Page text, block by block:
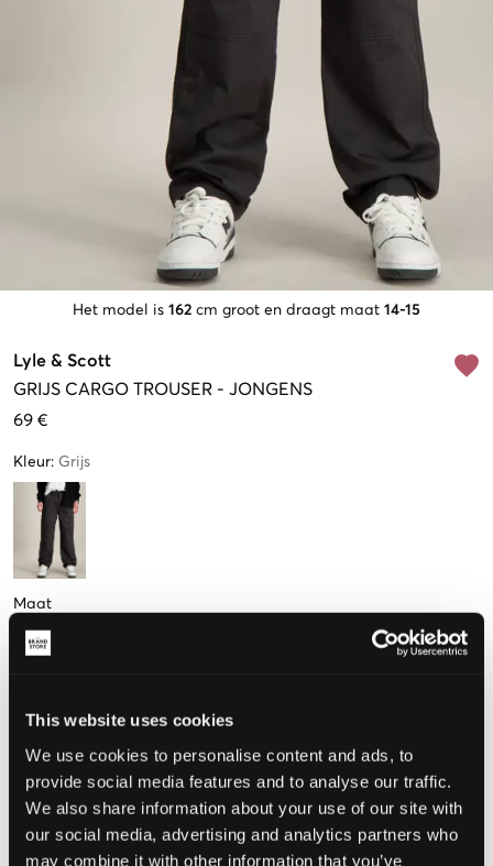
This website uses cookies
We use cookies to personalise content and ads, to
provide social media features and to analyse our traffic.
We also share information about your use of our site with
our social media, advertising and analytics partners who
may combine it with other information that you’ve
Het model is 162 cm groot en draagt maat 14-15
Lyle & Scott
GRIJS CARGO TROUSER - JONGENS
69 €
Kleur: Grijs
Maat
8-9 jaar 14-15 jaar
170-176 cm
De maat lijkt